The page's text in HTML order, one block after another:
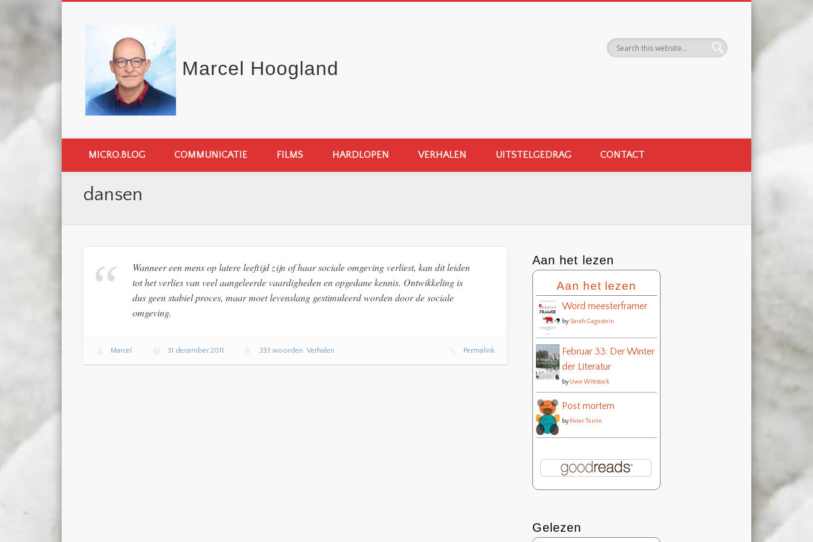
Marcel Hoogland
MICRO.BLOG COMMUNICATIE FILMS HARDLOPEN VERHALEN UITSTELGEDRAG CONTACT
dansen
Wanneer een mens op latere leeftijd zijn of haar sociale omgeving verliest, kan dit leiden
tot het verlies van veel aangeleerde vaardigheden en opgedane kennis. Ontwikkeling is
dus geen stabiel proces, maar moet levenslang gestimuleerd worden door de sociale
omgeving.
Marcel 31 december 2011 333 woorden Verhalen Permalink
Aan het lezen
Aan het lezen
Word meesterframer
by Sarah Gagestein
Februar 33: Der Winter
der Literatur
by Uwe Wittstock
Post mortem
by Peter Terrin
Gelezen